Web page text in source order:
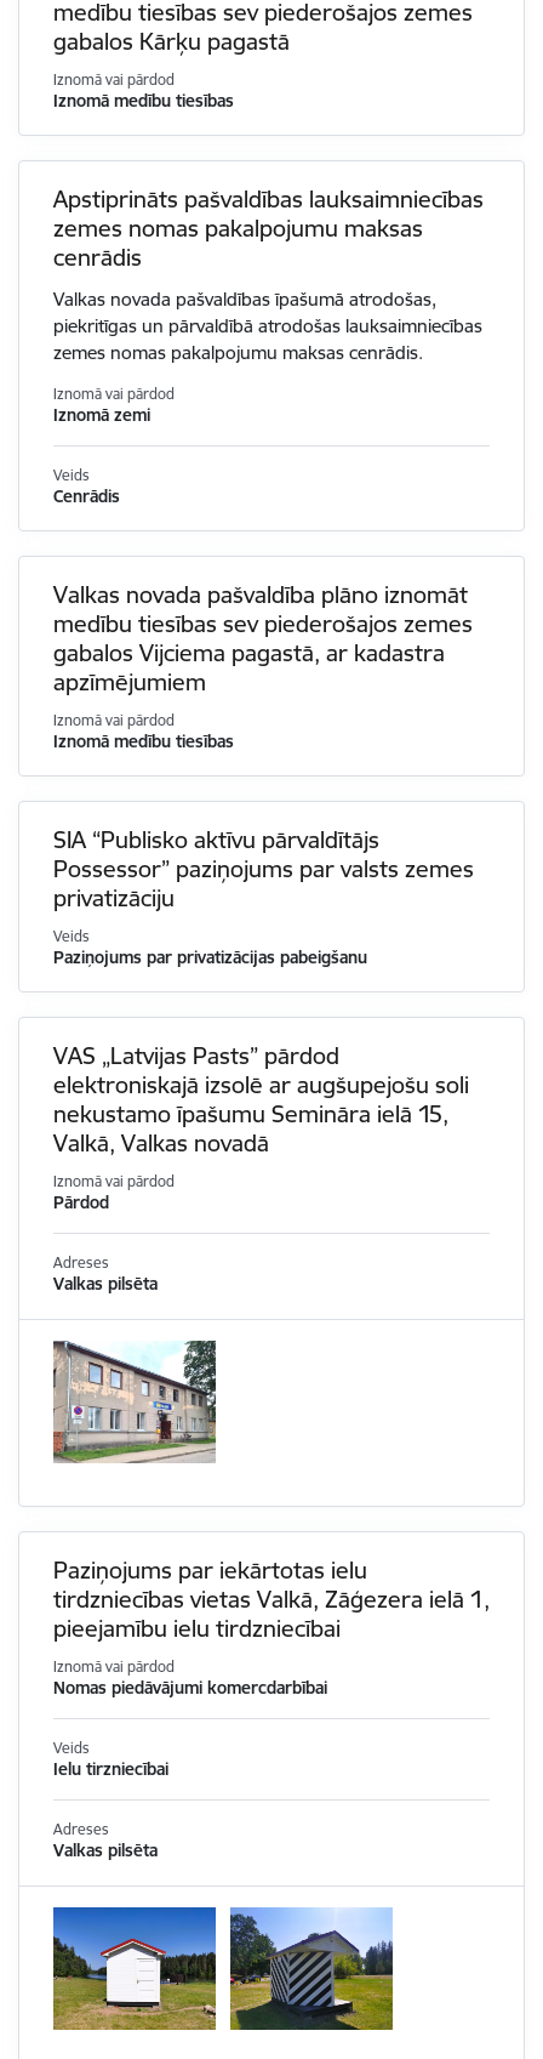
medību tiesības sev piederošajos zemes
gabalos Kārķu pagastā
Iznomā vai pārdod
Iznomā medību tiesības
Apstiprināts pašvaldības lauksaimniecības
zemes nomas pakalpojumu maksas
cenrādis
Valkas novada pašvaldības īpašumā atrodošas,
piekritīgas un pārvaldībā atrodošas lauksaimniecības
zemes nomas pakalpojumu maksas cenrādis.
Iznomā vai pārdod
Iznomā zemi
Veids
Cenrādis
Valkas novada pašvaldība plāno iznomāt
medību tiesības sev piederošajos zemes
gabalos Vijciema pagastā, ar kadastra
apzīmējumiem
Iznomā vai pārdod
Iznomā medību tiesības
SIA “Publisko aktīvu pārvaldītājs
Possessor” paziņojums par valsts zemes
privatizāciju
Veids
Paziņojums par privatizācijas pabeigšanu
VAS „Latvijas Pasts” pārdod
elektroniskajā izsolē ar augšupejošu soli
nekustamo īpašumu Semināra ielā 15,
Valkā, Valkas novadā
Iznomā vai pārdod
Pārdod
Adreses
Valkas pilsēta
Paziņojums par iekārtotas ielu
tirdzniecības vietas Valkā, Zāģezera ielā 1,
pieejamību ielu tirdzniecībai
Iznomā vai pārdod
Nomas piedāvājumi komercdarbībai
Veids
Ielu tirzniecībai
Adreses
Valkas pilsēta